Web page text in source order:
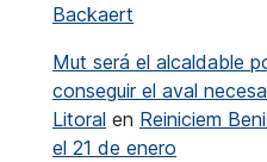
Backaert
Mut será el alcaldable
conseguir el aval
Litoral en Reiniciem
el 21 de enero